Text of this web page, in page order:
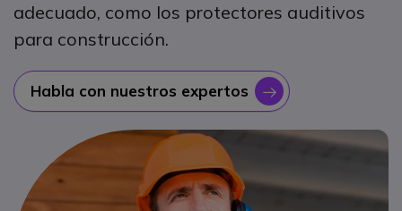
adecuado, como los protectores auditivos
para construcción.
Habla con nuestros expertos icono